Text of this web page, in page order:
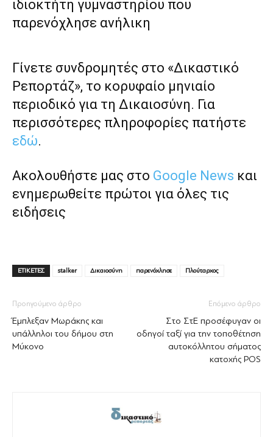
ιδιοκτήτη γυμναστηρίου που
παρενόχλησε ανήλικη
Γίνετε συνδρομητές στο «Δικαστικό
Ρεπορτάζ», το κορυφαίο μηνιαίο
περιοδικό για τη Δικαιοσύνη. Για
περισσότερες πληροφορίες πατήστε
εδώ.
Ακολουθήστε μας στο Google News και
ενημερωθείτε πρώτοι για όλες τις
ειδήσεις
ΕΤΙΚΕΤΕΣ stalker Δικαιοσύνη παρενόχλησε Πλούταρχος
Προηγούμενο άρθρο
Έμπλεξαν Μωράκης και
υπάλληλοι του δήμου στη
Μύκονο
Επόμενο άρθρο
Στο ΣτΕ προσέφυγαν οι
οδηγοί ταξί για την τοποθέτηση
αυτοκόλλητου σήματος
κατοχής POS